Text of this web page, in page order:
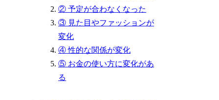
② 予定が合わなくなった
③ 見た目やファッションが
変化
④ 性的な関係が変化
⑤ お金の使い方に変化があ
る